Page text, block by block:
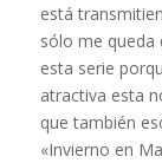
está
sólo me queda
esta serie
atractiva esta
que también
«Invierno en